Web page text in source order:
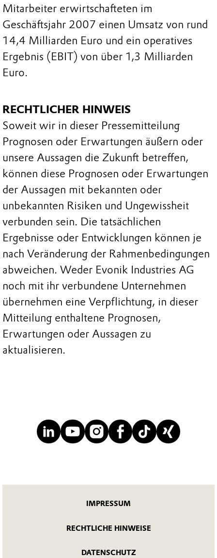
Mitarbeiter erwirtschafteten im
Geschäftsjahr 2007 einen Umsatz von rund
14,4 Milliarden Euro und ein operatives
Ergebnis (EBIT) von über 1,3 Milliarden
Euro.
RECHTLICHER HINWEIS
Soweit wir in dieser Pressemitteilung
Prognosen oder Erwartungen äußern oder
unsere Aussagen die Zukunft betreffen,
können diese Prognosen oder Erwartungen
der Aussagen mit bekannten oder
unbekannten Risiken und Ungewissheit
verbunden sein. Die tatsächlichen
Ergebnisse oder Entwicklungen können je
nach Veränderung der Rahmenbedingungen
abweichen. Weder Evonik Industries AG
noch mit ihr verbundene Unternehmen
übernehmen eine Verpflichtung, in dieser
Mitteilung enthaltene Prognosen,
Erwartungen oder Aussagen zu
aktualisieren.
IMPRESSUM
RECHTLICHE HINWEISE
DATENSCHUTZ